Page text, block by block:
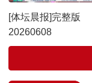
[体坛晨报]完整版
20260608